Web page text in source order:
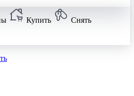
Купить Снять